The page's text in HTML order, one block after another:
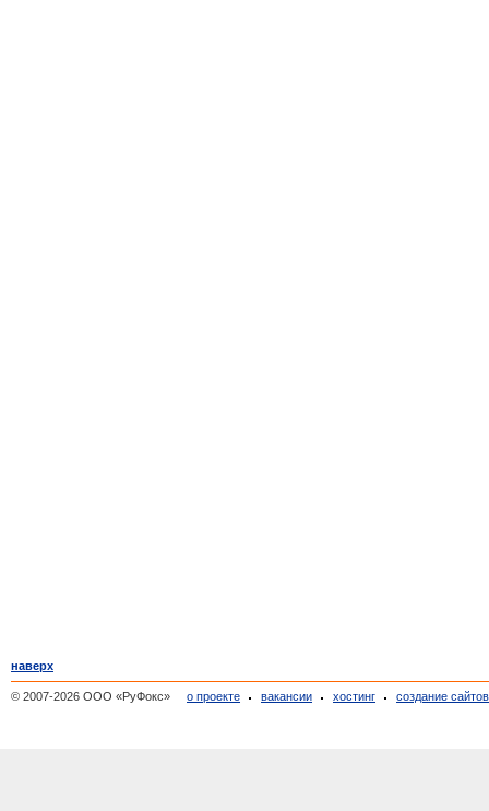
наверх
© 2007-2026 ООО «РуФокс» о проекте вакансии хостинг создание сайтов